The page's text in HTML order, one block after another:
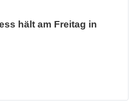
hält am Freitag in